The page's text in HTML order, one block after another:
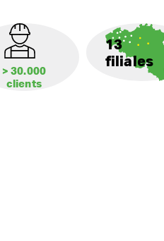
> 30.000
clients
13
filiales